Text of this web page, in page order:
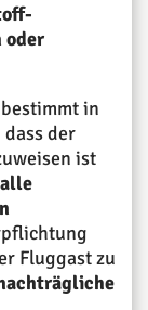
oder
in
der
ist
alle
Fluggast zu